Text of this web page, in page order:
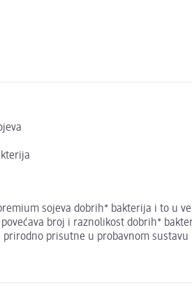
sojeva dobrih* bakterija i to u
broj i raznolikost dobrih*
prisutne u probavnom sustavu